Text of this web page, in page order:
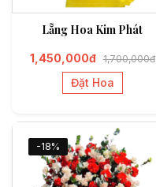
Lẵng Hoa Kim Phát
1,450,000đ 1,700,000đ
Đặt Hoa
-18%